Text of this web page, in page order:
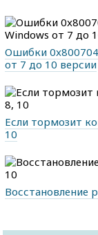
Ошибки
от 7 до 10 версии
Если тормозит
10
Восстановление